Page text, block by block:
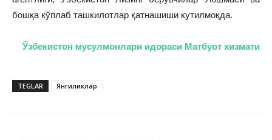
бошқа кўплаб ташкилотлар қатнашиши кутилмоқда.
Ўзбекистон мусулмонлари идораси Матбуот хизмати
TEGLAR Янгиликлар